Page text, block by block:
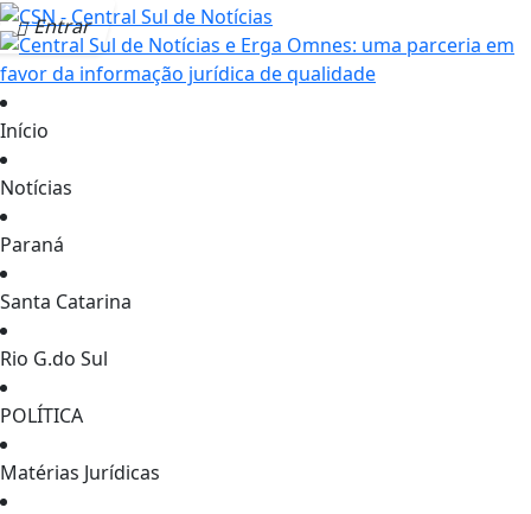
Entrar
Início
Notícias
Paraná
Santa Catarina
Rio G.do Sul
POLÍTICA
Matérias Jurídicas